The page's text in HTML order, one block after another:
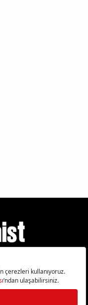
Çerezleri Sıfırla
İletişim